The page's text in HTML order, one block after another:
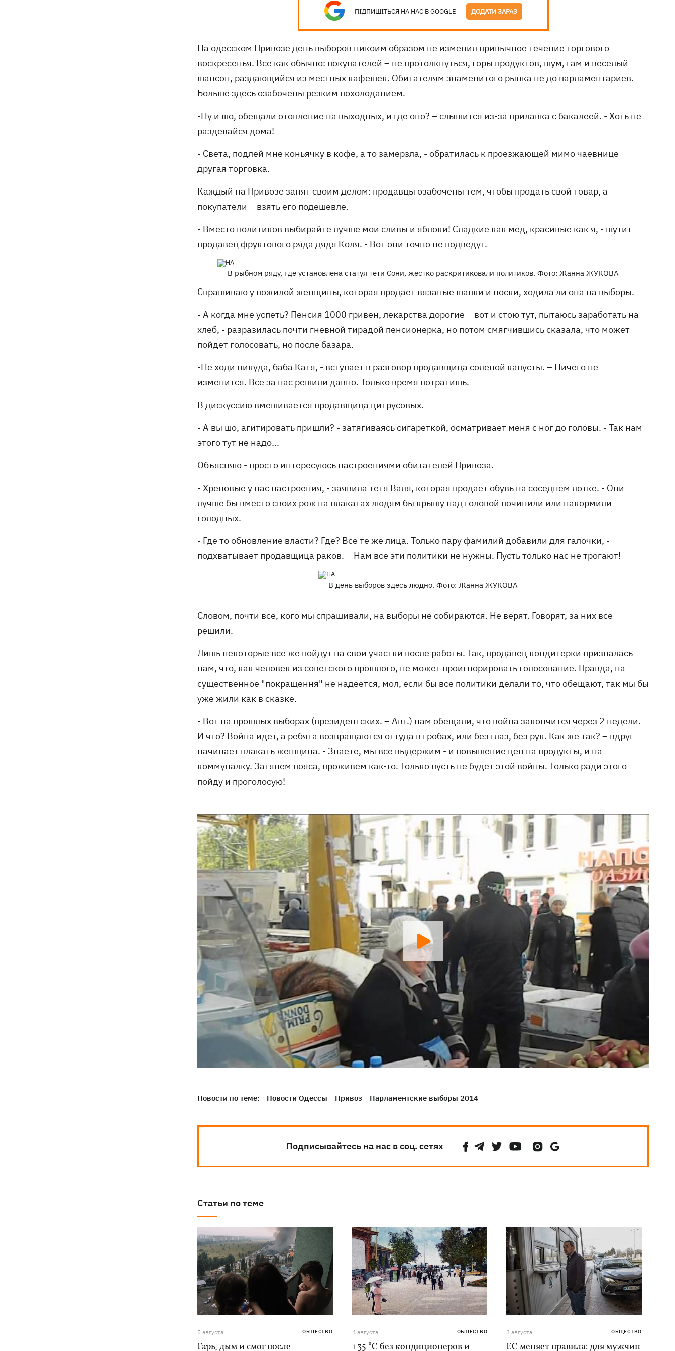
ПІДПИШІТЬСЯ НА НАС В GOOGLE ДОДАТИ ЗАРАЗ
На одесском Привозе день выборов никоим образом не изменил привычное течение торгового
воскресенья. Все как обычно: покупателей – не протолкнуться, горы продуктов, шум, гам и веселый
шансон, раздающийся из местных кафешек. Обитателям знаменитого рынка не до парламентариев.
Больше здесь озабочены резким похолоданием.
-Ну и шо, обещали отопление на выходных, и где оно? – слышится из-за прилавка с бакалеей. - Хоть не
раздевайся дома!
- Света, подлей мне коньячку в кофе, а то замерзла, - обратилась к проезжающей мимо чаевнице
другая торговка.
Каждый на Привозе занят своим делом: продавцы озабочены тем, чтобы продать свой товар, а
покупатели – взять его подешевле.
- Вместо политиков выбирайте лучше мои сливы и яблоки! Сладкие как мед, красивые как я, - шутит
продавец фруктового ряда дядя Коля. - Вот они точно не подведут.
В рыбном ряду, где установлена статуя тети Сони, жестко раскритиковали политиков. Фото: Жанна ЖУКОВА
Спрашиваю у пожилой женщины, которая продает вязаные шапки и носки, ходила ли она на выборы.
- А когда мне успеть? Пенсия 1000 гривен, лекарства дорогие – вот и стою тут, пытаюсь заработать на
хлеб, - разразилась почти гневной тирадой пенсионерка, но потом смягчившись сказала, что может
пойдет голосовать, но после базара.
-Не ходи никуда, баба Катя, - вступает в разговор продавщица соленой капусты. – Ничего не
изменится. Все за нас решили давно. Только время потратишь.
В дискуссию вмешивается продавщица цитрусовых.
- А вы шо, агитировать пришли? - затягиваясь сигареткой, осматривает меня с ног до головы. - Так нам
этого тут не надо...
Объясняю - просто интересуюсь настроениями обитателей Привоза.
- Хреновые у нас настроения, - заявила тетя Валя, которая продает обувь на соседнем лотке. - Они
лучше бы вместо своих рож на плакатах людям бы крышу над головой починили или накормили
голодных.
- Где то обновление власти? Где? Все те же лица. Только пару фамилий добавили для галочки, -
подхватывает продавщица раков. – Нам все эти политики не нужны. Пусть только нас не трогают!
В день выборов здесь людно. Фото: Жанна ЖУКОВА
Словом, почти все, кого мы спрашивали, на выборы не собираются. Не верят. Говорят, за них все
решили.
Лишь некоторые все же пойдут на свои участки после работы. Так, продавец кондитерки призналась
нам, что, как человек из советского прошлого, не может проигнорировать голосование. Правда, на
существенное "покращення" не надеется, мол, если бы все политики делали то, что обещают, так мы бы
уже жили как в сказке.
- Вот на прошлых выборах (президентских. – Авт.) нам обещали, что война закончится через 2 недели.
И что? Война идет, а ребята возвращаются оттуда в гробах, или без глаз, без рук. Как же так? – вдруг
начинает плакать женщина. - Знаете, мы все выдержим - и повышение цен на продукты, и на
коммуналку. Затянем пояса, проживем как-то. Только пусть не будет этой войны. Только ради этого
пойду и проголосую!
Новости по теме: Новости Одессы Привоз Парламентские выборы 2014
Подписывайтесь на нас в соц. сетях
Статьи по теме
5 августа ОБЩЕСТВО
Гарь, дым и смог после
4 августа ОБЩЕСТВО
+35 °C без кондиционеров и
3 августа ОБЩЕСТВО
ЕС меняет правила: для мужчин